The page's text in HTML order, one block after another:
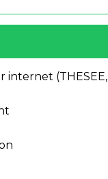
internet (THESEE,